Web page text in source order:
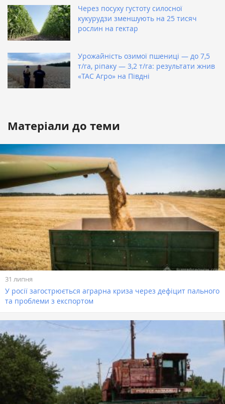
Через посуху густоту силосної
кукурудзи зменшують на 25 тисяч
рослин на гектар
Урожайність озимої пшениці — до 7,5
т/га, ріпаку — 3,2 т/га: результати жнив
«ТАС Агро» на Півдні
Матеріали до теми
31 липня
У росії загострюється аграрна криза через дефіцит пального
та проблеми з експортом